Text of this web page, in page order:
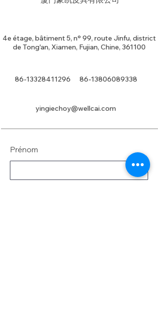
4e étage, bâtiment 5, n° 99, route Jinfu, district
de Tong'an, Xiamen, Fujian, Chine, 361100
86-13328411296 86-13806089338
yingiechoy@wellcai.com
Prénom